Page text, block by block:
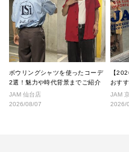
ボウリングシャツを使ったコーデ
2選！魅力や時代背景までご紹介
JAM 仙台店
2026/08/07
【
おす
好な
JAM
2026/